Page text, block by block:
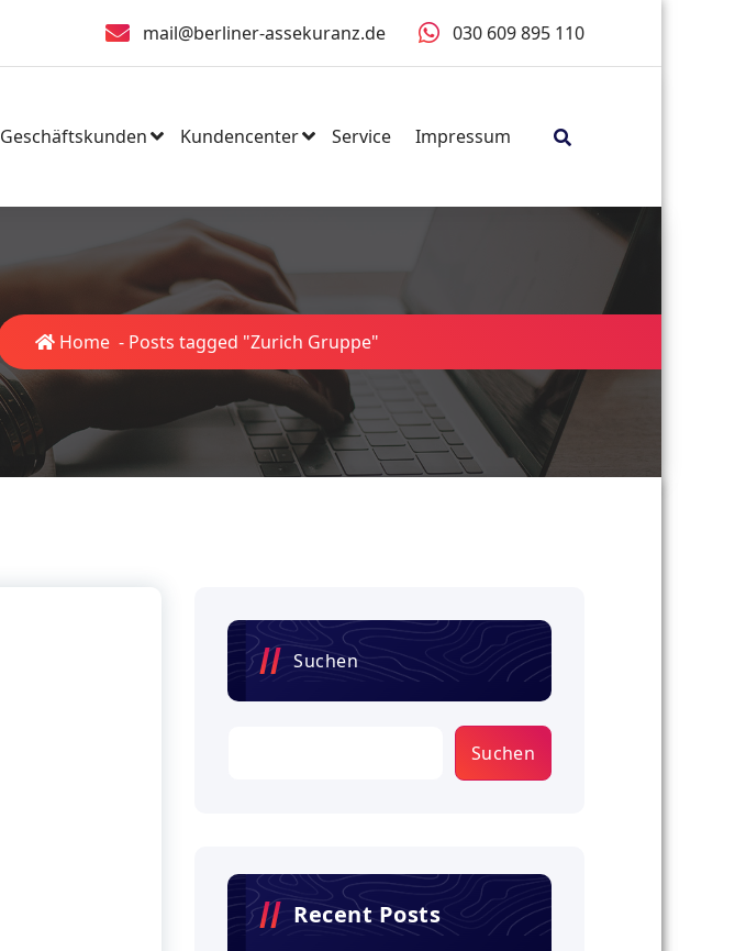
mail@berliner-assekuranz.de 030 609 895 110
Geschäftskunden Kundencenter Service Impressum
Home - Posts tagged "Zurich Gruppe"
Suchen
Suchen
Recent Posts